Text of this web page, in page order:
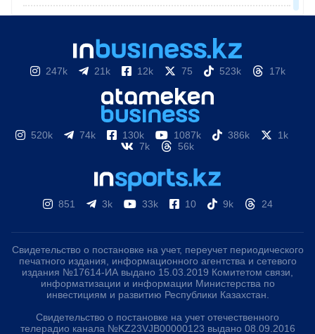
247k 21k 12k 75 523k 17k
520k 74k 130k 1087k 386k
1k
7k
56k
851 3k 33k 10 9k 24
Свидетельство о постановке на учет, переучет периодического
печатного издания, информационного агентства и сетевого
издания №17614-ИА выдано 15.03.2019 Комитетом связи,
информатизации и информации Министерства по
инвестициям и развитию Республики Казахстан.
Свидетельство о постановке на учет отечественного
телерадио канала №KZ23VJB00000123 выдано 08.09.2016